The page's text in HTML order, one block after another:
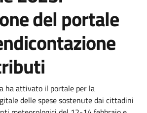
del portale
ha attivato il portale per la
delle spese sostenute dai cittadini